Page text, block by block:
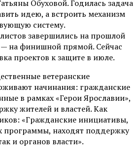
Обуховой. Годилась задача
идею, а встроить механизм
систему.
завершились на прошлой
на финишной прямой. Сейчас
проектов к защите в июле.
ветеранские
начинания: гражданские
в рамках «Герои Ярославии»,
жителей и властей. Как
«Гражданские инициативы,
программы, находят поддержку
и органов власти».